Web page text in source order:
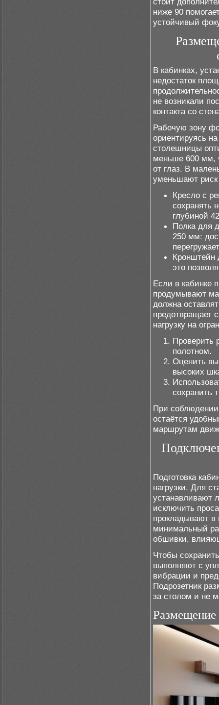
ниже 90
устойчивый
В кабинках,
недостаток
не возникали
контакта со
Рабочую зону
ориентируясь
столешницы
меньше 600 мм,
от глаз. В
уменьшают
Кресло с
сохранять
глубиной
Полка для
250 мм:
Кронштейн
это
Если в кабинке
продумывают
должна
предотвращает
нагрузку на
Проверить
полотном.
Оценить
высоких
сохранить
При соблюдении
остаётся
маршрутам
Подготовка
нагрузки. Для
устанавливают
исключить
прокладывают в
минимальный
обшивки,
Чтобы
выполняют с
вибрации и
Подрозетник
за столом и не